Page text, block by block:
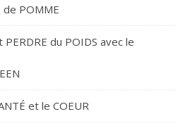
de POMME
du POIDS avec le
et le COEUR